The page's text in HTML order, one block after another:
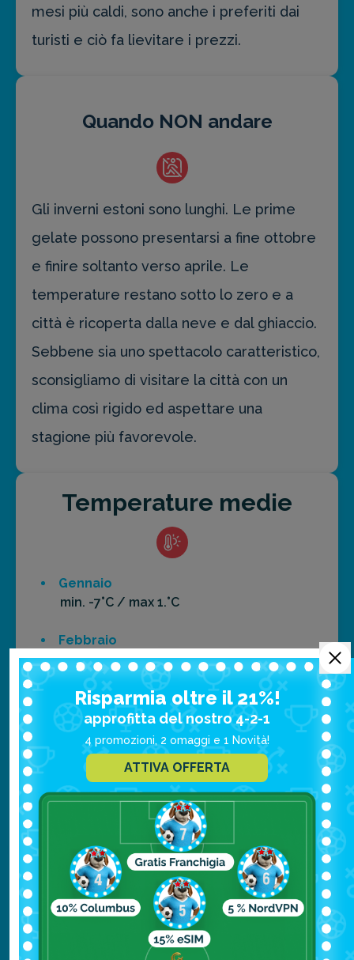
mesi più caldi, sono anche i preferiti dai
turisti e ciò fa lievitare i prezzi.
Quando NON andare
Gli inverni estoni sono lunghi. Le prime
gelate possono presentarsi a fine ottobre
e finire soltanto verso aprile. Le
temperature restano sotto lo zero e a
città è ricoperta dalla neve e dal ghiaccio.
Sebbene sia uno spettacolo caratteristico,
sconsigliamo di visitare la città con un
clima così rigido ed aspettare una
stagione più favorevole.
Temperature medie
Gennaio
min. -7°C / max 1.°C
Febbraio
min. -8°C / max -2°C
Marzo
min. -4°C / max 2°C
Aprile
min. 0°C / max 8°C
min. 5°C / max 15°
Giugno
min. 10°C / max 19°C
min. 12°C / max 21°C
Risparmia oltre il 21%!
approfitta del nostro 4-2-1
4 promozioni, 2 omaggi e 1 Novità!
ATTIVA OFFERTA